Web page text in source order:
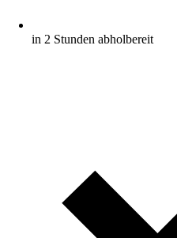
in 2 Stunden abholbereit